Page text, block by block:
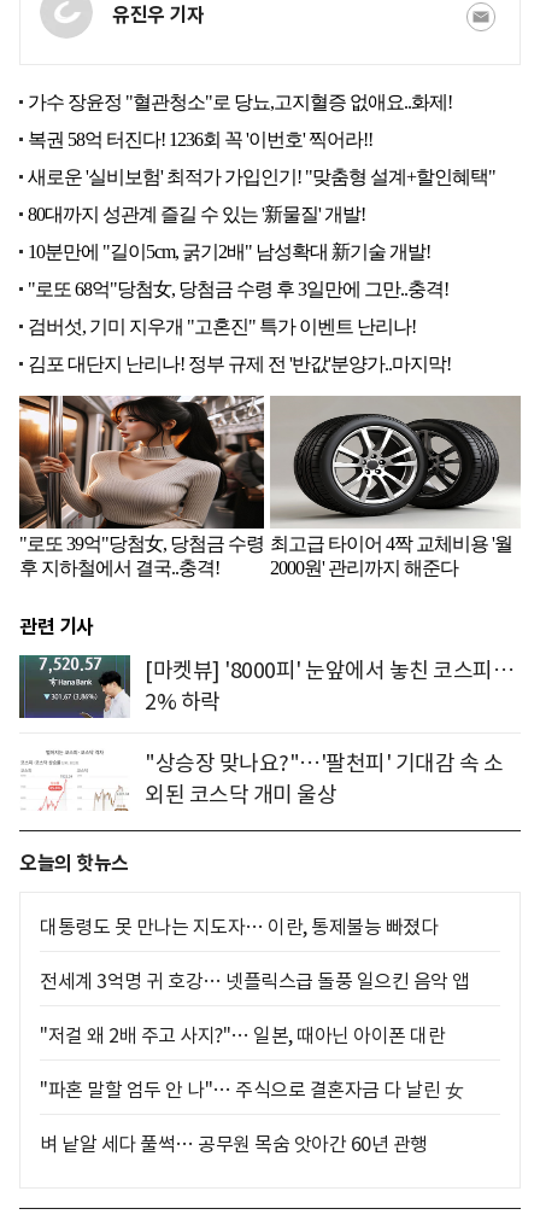
유진우 기자
관련 기사
[마켓뷰] '8000피' 눈앞에서 놓친 코스피…
2% 하락
"상승장 맞나요?"…'팔천피' 기대감 속 소
외된 코스닥 개미 울상
오늘의 핫뉴스
대통령도 못 만나는 지도자… 이란, 통제불능 빠졌다
전세계 3억명 귀 호강… 넷플릭스급 돌풍 일으킨 음악 앱
"저걸 왜 2배 주고 사지?"… 일본, 때아닌 아이폰 대란
"파혼 말할 엄두 안 나"… 주식으로 결혼자금 다 날린 女
벼 낱알 세다 풀썩… 공무원 목숨 앗아간 60년 관행